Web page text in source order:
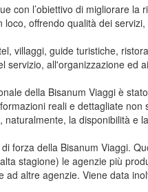
con l’obiettivo di migliorare
loco, offrendo qualità dei
villaggi, guide turistiche,
servizio, all'organizzazione ed
della Bisanum Viaggi è
reali e dettagliate
naturalmente, la disponibilità e
forza della Bisanum Viaggi.
stagione) le agenzie più
ad altre agenzie. Viene data